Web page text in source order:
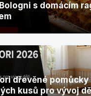
s domácím
dřevěné pomůcky
kusů pro vývoj